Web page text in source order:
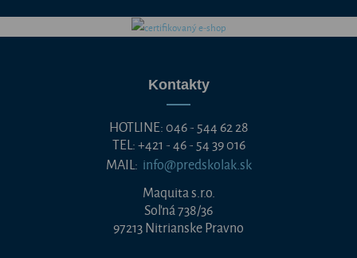
Kontakty
HOTLINE: 046 - 544 62 28
TEL: +421 - 46 - 54 39 016
MAIL: info@predskolak.sk
Maquita s.r.o.
Soľná 738/36
97213 Nitrianske Pravno